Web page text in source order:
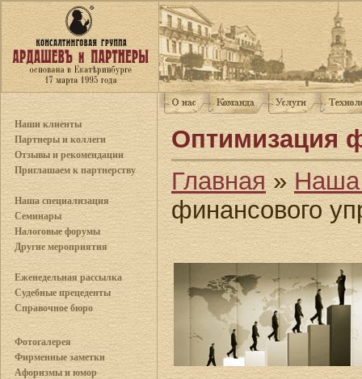
Наши клиенты
Партнеры и коллеги
Отзывы и рекомендации
Приглашаем к партнерству
Наша специализация
Семинары
Налоговые форумы
Другие мероприятия
Еженедельная рассылка
Судебные прецеденты
Справочное бюро
Фотогалерея
Фирменные заметки
Афоризмы и юмор
Оптимизация
Главная» Наша
финансового